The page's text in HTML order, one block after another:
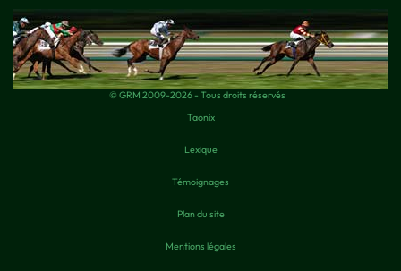
© GRM 2009-2026 - Tous droits réservés
Taonix
Lexique
Témoignages
Plan du site
Mentions légales